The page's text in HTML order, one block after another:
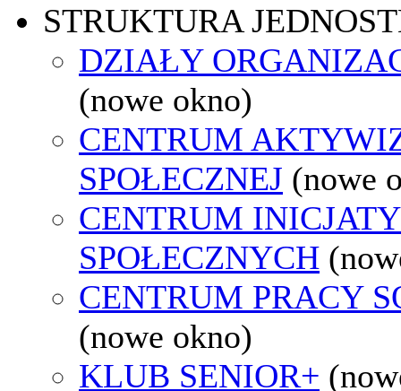
STRUKTURA
DZIAŁY
(nowe okno)
CENTRUM
SPOŁECZNEJ (nowe
CENTRUM
SPOŁECZNYCH
CENTRUM PRACY
(nowe okno)
KLUB SENIOR+